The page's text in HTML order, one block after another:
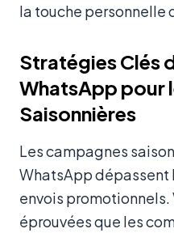
la touche personnelle
Stratégies Clés
WhatsApp pour
Saisonnières
Les campagnes
WhatsApp dépassent
envois
éprouvées que les